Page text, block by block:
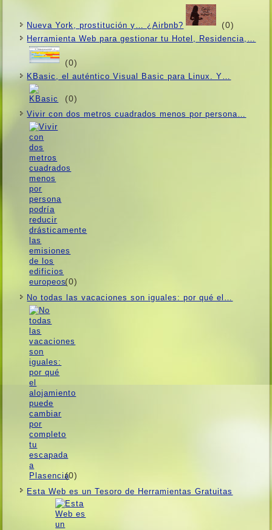
Nueva York, prostitución y… ¿Airbnb? (0)
Herramienta Web para gestionar tu Hotel, Residencia,…
(0)
KBasic, el auténtico Visual Basic para Linux. Y…
(0)
Vivir con dos metros cuadrados menos por persona…
(0)
No todas las vacaciones son iguales: por qué el…
(0)
Esta Web es un Tesoro de Herramientas Gratuitas